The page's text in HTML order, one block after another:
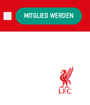
MITGLIED WERDEN